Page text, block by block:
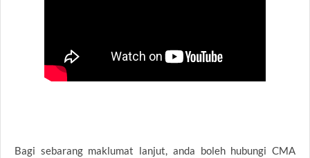
Bagi sebarang maklumat lanjut, anda boleh hubungi CMA